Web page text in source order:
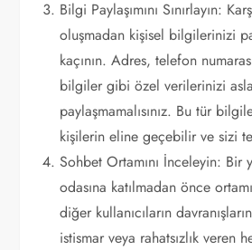
Bilgi Paylaşımını Sınırlayın:
oluşmadan kişisel bilgilerinizi
kaçının. Adres, telefon
bilgiler gibi özel verilerinizi asla
paylaşmamalısınız. Bu tür
kişilerin eline geçebilir ve sizi
Sohbet Ortamını İnceleyin: Bir
odasına katılmadan önce
diğer kullanıcıların
istismar veya rahatsızlık veren